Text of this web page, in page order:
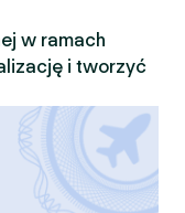
w ramach
i tworzyć